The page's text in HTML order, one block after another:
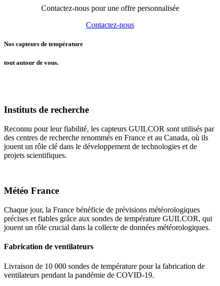
Contactez-nous pour une offre personnalisée
Contactez-nous
Nos capteurs de température
tout autour de vous.
Instituts de recherche
Reconnu pour leur fiabilité, les capteurs GUILCOR sont utilisés par
des centres de recherche renommés en France et au Canada, où ils
jouent un rôle clé dans le développement de technologies et de
projets scientifiques.
Météo France
Chaque jour, la France bénéficie de prévisions météorologiques
précises et fiables grâce aux sondes de température GUILCOR, qui
jouent un rôle crucial dans la collecte de données météorologiques.
Fabrication de ventilateurs
Livraison de 10 000 sondes de température pour la fabrication de
ventilateurs pendant la pandémie de COVID-19.